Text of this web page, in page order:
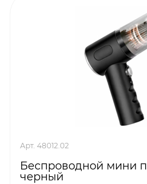
Арт. 48012.02
Беспроводной мини
черный